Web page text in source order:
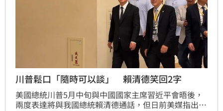
川普鬆口「隨時可以談」 賴清德笑回2字
美國總統川普5月中旬與中國國家主席習近平會晤後，
兩度表達將與我國總統賴清德通話，但日前美媒指出，